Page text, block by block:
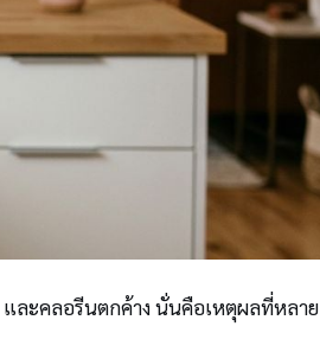
ละคลอรีนตกค้าง นั่นคือเหตุผลที่หลาย